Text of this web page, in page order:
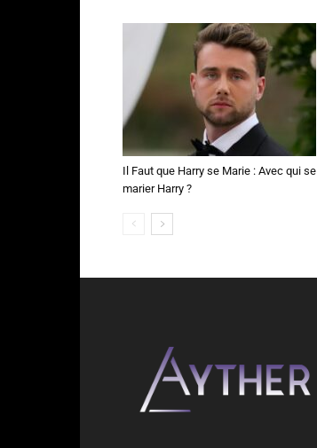
Il Faut que Harry se Marie : Avec qui se
marier Harry ?